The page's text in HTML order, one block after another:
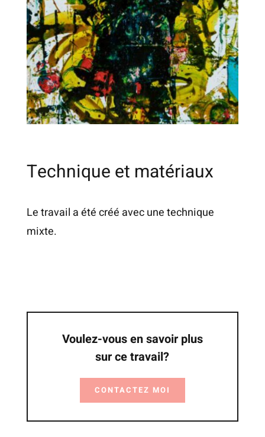
Technique et matériaux
Le travail a été créé avec une technique
mixte.
Voulez-vous en savoir plus
sur ce travail?
CONTACTEZ MOI